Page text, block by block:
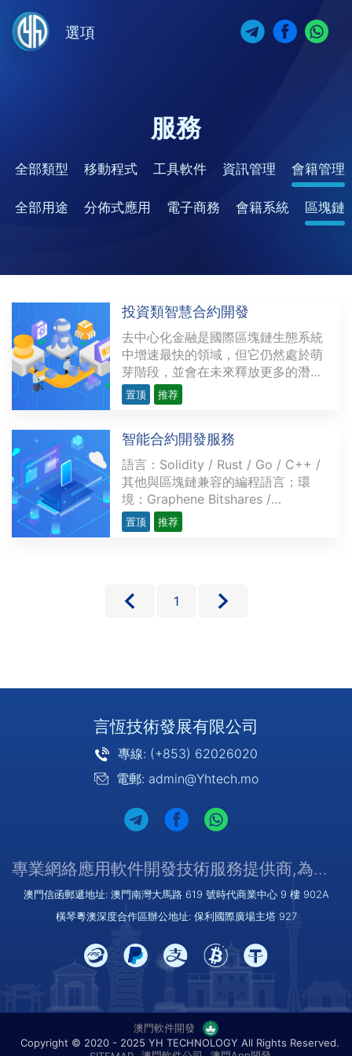
選項
服務
全部類型 移動程式 工具軟件 資訊管理 會籍管理
全部用途 分佈式應用 電子商務 會籍系統 區塊鏈
投資類智慧合約開發
去中心化金融是國際區塊鏈生態系統
中增速最快的領域，但它仍然處於萌
芽階段，並會在未來釋放更多的潛
力。越來越多的開發者研發複雜精密
的去中心化應用程序（dApps），為
現存金融服務的替代品。這些用例涉
及的範圍從簡單交易（如P2P支付）
到多方復雜的應用不等，比···
置顶 推荐
智能合約開發服務
語言：Solidity / Rust / Go / C++ /
其他與區塊鏈兼容的編程語言；環
境：Graphene Bitshares /
Hyperledger / l3cos / TRON /
Ethereum / BSC優勢：實現簡單高
執行匿名的電子選舉，所有參與者和
置顶 推荐
1
言恆技術發展有限公司
專線: (+853) 62026020
電郵: admin@Yhtech.mo
專業網絡應用軟件開發技術服務提供商,為您提供優質/可靠的服務
澳門信函郵遞地址: 澳門南灣大馬路 619 號時代商業中心 9 樓 902A
橫琴粵澳深度合作區辦公地址: 保利國際廣場主塔 927
澳門軟件開發
Copyright © 2020 - 2025 YH TECHNOLOGY All Rights Reserved.